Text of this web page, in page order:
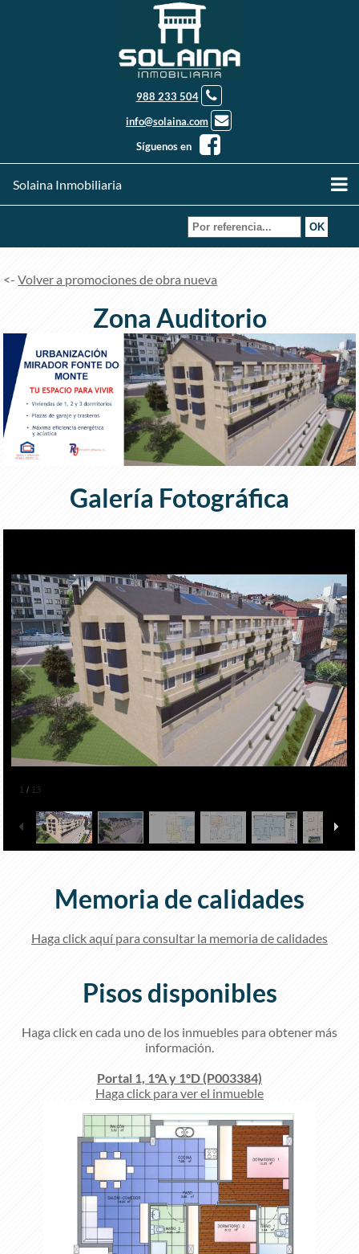
988 233 504
info@solaina.com
Síguenos en
Solaina Inmobiliaria
<-Volver a promociones de obra nueva
Zona Auditorio
Galería Fotográfica
1 / 13
Memoria de calidades
Haga click aquí para consultar la memoria de calidades
Pisos disponibles
Haga click en cada uno de los inmuebles para obtener más
información.
Portal 1, 1ºA y 1ºD (P003384)
Haga click para ver el inmueble